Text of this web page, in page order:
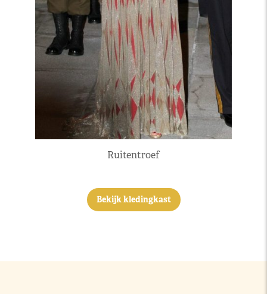
Ruitentroef
Bekijk kledingkast